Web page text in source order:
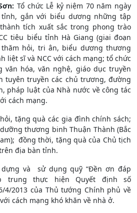
Tổ chức Lễ kỷ niệm 70 năm ngày
tỉnh, gắn với biểu dương những tập
tích xuất sắc trong phong trào
tiêu biểu tỉnh Hà Giang (giai đoạn
thăm hỏi, tri ân, biểu dương thương
liệt sĩ và NCC với cách mạng; tổ chức
văn hóa, văn nghệ, giáo dục truyền
tuyên truyền các chủ trương, đường
pháp luật của Nhà nước về công tác
cách mạng.
tặng quà các gia đình chính sách;
thương binh Thuận Thành (Bắc
đồng thời, tặng quà của Chủ tịch
địa bàn tỉnh.
và sử dụng quỹ “Đền ơn đáp
trung thực hiện Quyết định số
4/2013 của Thủ tướng Chính phủ về
cách mạng khó khăn về nhà ở.